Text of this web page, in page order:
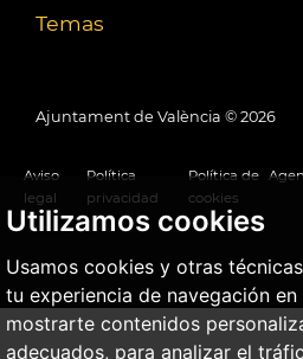
Utilizamos cookies
Usamos cookies y otras
tu experiencia de navegación
mostrarte contenidos
adecuados, para analizar el
Temas
Ajuntament de València © 2026
Aviso
legal
Política
privacidad
Política de
cookies